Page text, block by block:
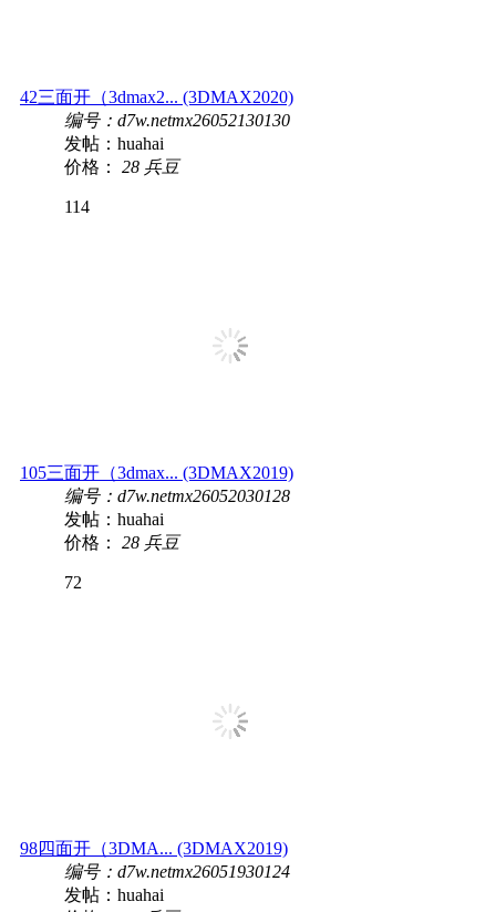
42三面开（3dmax2... (3DMAX2020)
编号：d7w.netmx26052130130
发帖：huahai
价格：
28 兵豆
114
105三面开（3dmax... (3DMAX2019)
编号：d7w.netmx26052030128
发帖：huahai
价格：
28 兵豆
72
98四面开（3DMA... (3DMAX2019)
编号：d7w.netmx26051930124
发帖：huahai